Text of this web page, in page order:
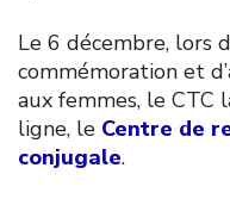
Le 6 décembre, lors
commémoration et
aux femmes, le CTC
ligne, le Centre de
conjugale.